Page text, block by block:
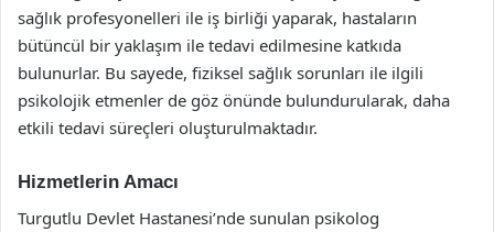
sağlık profesyonelleri ile iş birliği yaparak, hastaların
bütüncül bir yaklaşım ile tedavi edilmesine katkıda
bulunurlar. Bu sayede, fiziksel sağlık sorunları ile ilgili
psikolojik etmenler de göz önünde bulundurularak, daha
etkili tedavi süreçleri oluşturulmaktadır.
Hizmetlerin Amacı
Turgutlu Devlet Hastanesi’nde sunulan psikolog